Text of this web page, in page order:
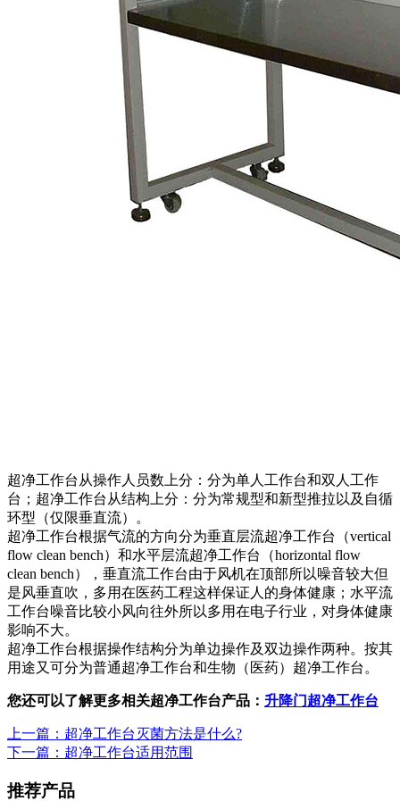
超净工作台从操作人员数上分：分为单人工作台和双人工作
台；超净工作台从结构上分：分为常规型和新型推拉以及自循
环型（仅限垂直流）。
超净工作台根据气流的方向分为垂直层流超净工作台（vertical
flow clean bench）和水平层流超净工作台（horizontal flow
clean bench），垂直流工作台由于风机在顶部所以噪音较大但
是风垂直吹，多用在医药工程这样保证人的身体健康；水平流
工作台噪音比较小风向往外所以多用在电子行业，对身体健康
影响不大。
超净工作台根据操作结构分为单边操作及双边操作两种。按其
用途又可分为普通超净工作台和生物（医药）超净工作台。
您还可以了解更多相关超净工作台产品： 升降门超净工作台
上一篇：​超净工作台灭菌方法是什么?
下一篇：超净工作台适用范围
推荐产品